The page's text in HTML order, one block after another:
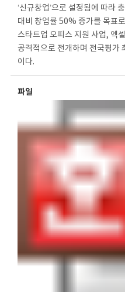
‘신규창업’으로 설정됨에 따라
대비 창업률 50% 증가를 목표
스타트업 오피스 지원 사업, 엑
공격적으로 전개하며 전국평가
이다.
파일